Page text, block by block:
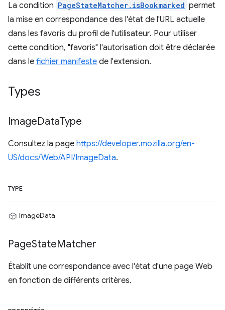
La condition PageStateMatcher.isBookmarked permet
la mise en correspondance des l'état de l'URL actuelle
dans les favoris du profil de l'utilisateur. Pour utiliser
cette condition, "favoris" l'autorisation doit être déclarée
dans le fichier manifeste de l'extension.
Types
ImageDataType
Consultez la page https://developer.mozilla.org/en-
US/docs/Web/API/ImageData.
TYPE
ImageData
PageStateMatcher
Établit une correspondance avec l'état d'une page Web
en fonction de différents critères.